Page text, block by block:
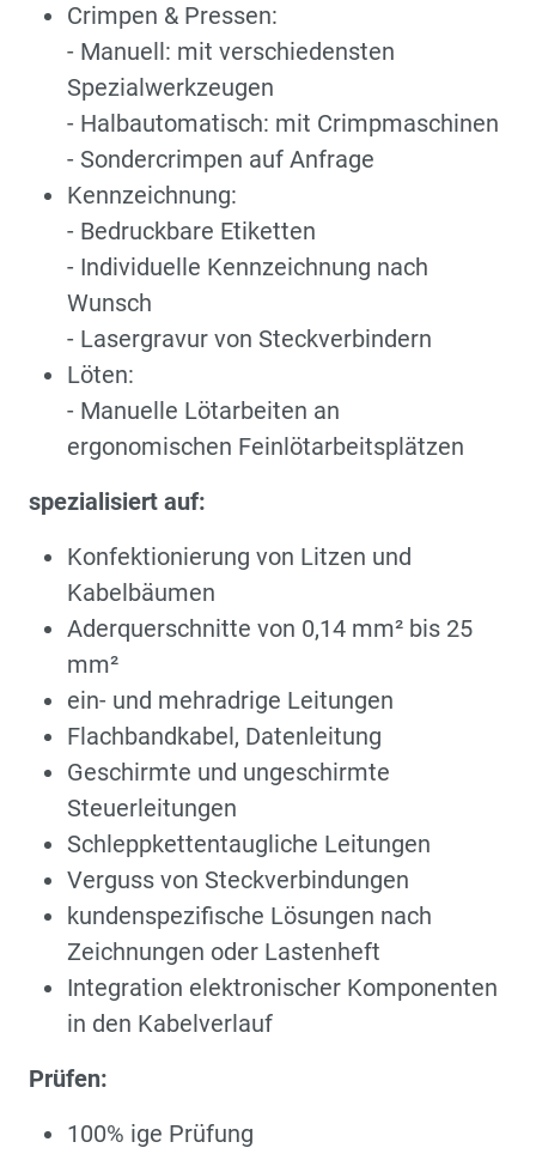
Crimpen & Pressen:
- Manuell: mit verschiedensten
Spezialwerkzeugen
- Halbautomatisch: mit Crimpmaschinen
- Sondercrimpen auf Anfrage
Kennzeichnung:
- Bedruckbare Etiketten
- Individuelle Kennzeichnung nach
Wunsch
- Lasergravur von Steckverbindern
Löten:
- Manuelle Lötarbeiten an
ergonomischen Feinlötarbeitsplätzen
spezialisiert auf:
Konfektionierung von Litzen und
Kabelbäumen
Aderquerschnitte von 0,14 mm² bis 25
mm²
ein- und mehradrige Leitungen
Flachbandkabel, Datenleitung
Geschirmte und ungeschirmte
Steuerleitungen
Schleppkettentaugliche Leitungen
Verguss von Steckverbindungen
kundenspezifische Lösungen nach
Zeichnungen oder Lastenheft
Integration elektronischer Komponenten
in den Kabelverlauf
Prüfen:
100% ige Prüfung